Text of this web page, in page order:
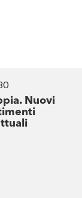
Nuovi